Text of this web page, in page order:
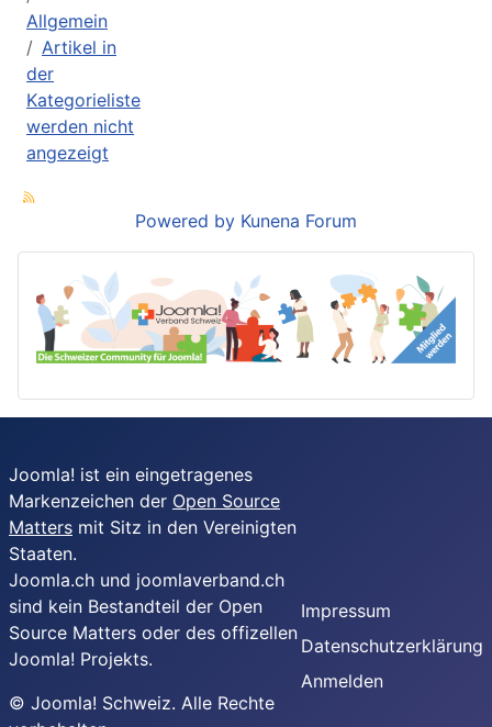
Allgemein
Artikel in
der
Kategorieliste
werden nicht
angezeigt
Powered by Kunena Forum
Joomla! ist ein eingetragenes
Markenzeichen der Open Source
Matters mit Sitz in den Vereinigten
Staaten.
Joomla.ch und joomlaverband.ch
sind kein Bestandteil der Open
Source Matters oder des offizellen
Joomla! Projekts.
© Joomla! Schweiz. Alle Rechte
Impressum
Datenschutzerklärung
Anmelden